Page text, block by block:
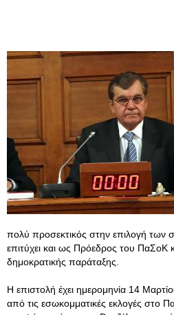
πολύ προσεκτικός στην επιλογή των
επιτύχει και ως Πρόεδρος του ΠαΣοΚ
δημοκρατικής παράταξης.
Η επιστολή έχει ημερομηνία 14
από τις εσωκομματικές εκλογές στο